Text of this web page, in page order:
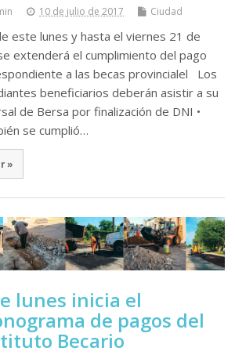
10 de julio de 2017 Ciudad
este lunes y hasta el viernes 21 de
extenderá el cumplimiento del pago
a las becas provincialel Los
beneficiarios deberán asistir a su
de Bersa por finalización de DNI •
se cumplió…
»
lunes inicia el
de pagos del
Becario